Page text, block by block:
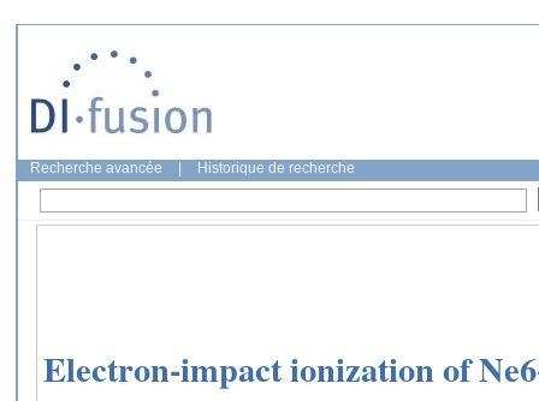
Recherche avancée Historique de recherche
Electron-impact ionization of